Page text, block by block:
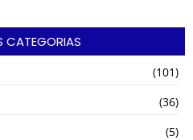
CATEGORIAS
(101)
(36)
(5)